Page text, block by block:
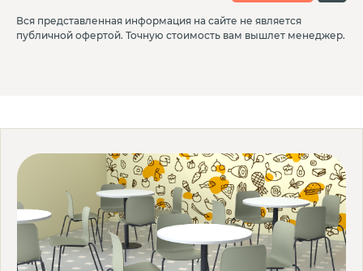
Обивка: экокожа/ткань (на выбор)
Цвета: широкий выбор расцветок
Вся представленная информация на сайте не является
публичной офертой. Точную стоимость вам вышлет менеджер.